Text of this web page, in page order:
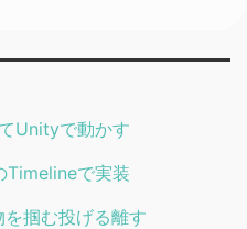
Unityで動かす
Timelineで実装
掴む投げる離す